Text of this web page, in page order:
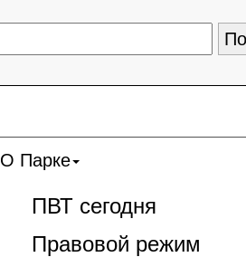
О Парке
ПВТ сегодня
Правовой режим